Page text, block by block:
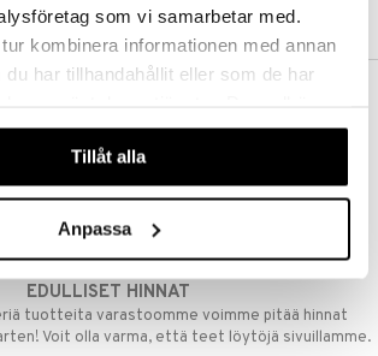
som vi samarbetar med.
kombinera informationen med annan
du har tillhandahållit eller som de har
fortsatt användande av vår webbplats.
Tillåt alla
Anpassa
huolimatta siitä ostatko yksittäisen
tai koko tilauksellesi joka ylittää 50 €.
NOPEAT TOIMITUKSET
tehdyt tilaukset lähetetään normaalisti samana
EDULLISET HINNAT
tuotteita varastoomme voimme pitää hinnat
Voit olla varma, että teet löytöjä sivuillamme.